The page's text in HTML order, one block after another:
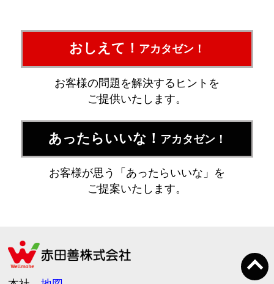
おしえて！ アカタゼン！
お客様の問題を解決するヒントを
ご提供いたします。
あったらいいな！ アカタゼン！
お客様が思う「あったらいいな」を
ご提案いたします。